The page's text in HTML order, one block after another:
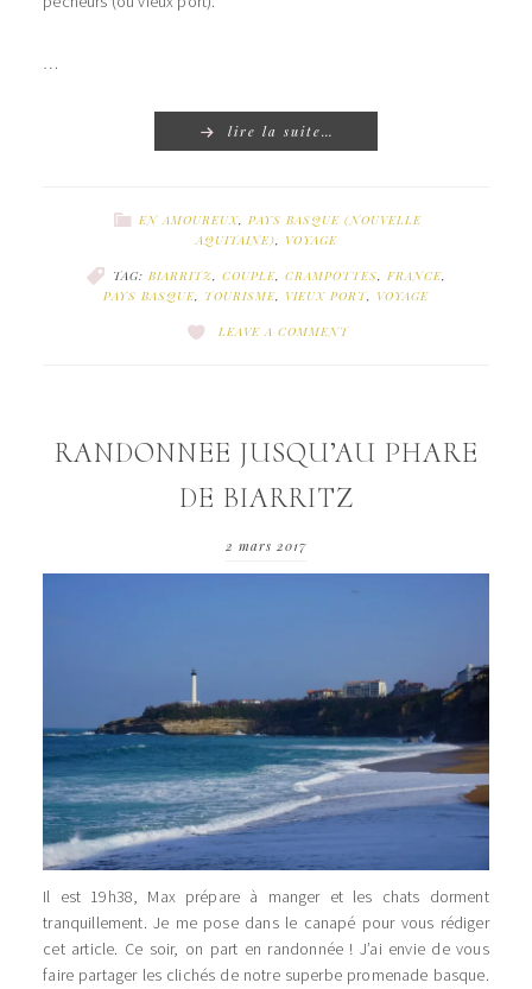
…
lire la suite…
EN AMOUREUX, PAYS BASQUE (NOUVELLE
AQUITAINE), VOYAGE
TAG: BIARRITZ, COUPLE, CRAMPOTTES, FRANCE,
PAYS BASQUE, TOURISME, VIEUX PORT, VOYAGE
LEAVE A COMMENT
RANDONNEE JUSQU’AU PHARE
DE BIARRITZ
2 mars 2017
Il est 19h38, Max prépare à manger et les chats dorment
tranquillement. Je me pose dans le canapé pour vous rédiger
cet article. Ce soir, on part en randonnée ! J’ai envie de vous
faire partager les clichés de notre superbe promenade basque.